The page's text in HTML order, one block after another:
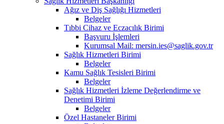
Ağız ve Diş Sağlığı Hizmetleri
Belgeler
Tıbbi Cihaz ve Eczacılık Birimi
Başvuru İşlemleri
Kurumsal Mail: mersin.ies@saglik.gov.tr
Sağlık Hizmetleri Birimi
Belgeler
Kamu Sağlık Tesisleri Birimi
Belgeler
Sağlık Hizmetleri İzleme Değerlendirme ve
Denetimi Birimi
Belgeler
Özel Hastaneler Birimi